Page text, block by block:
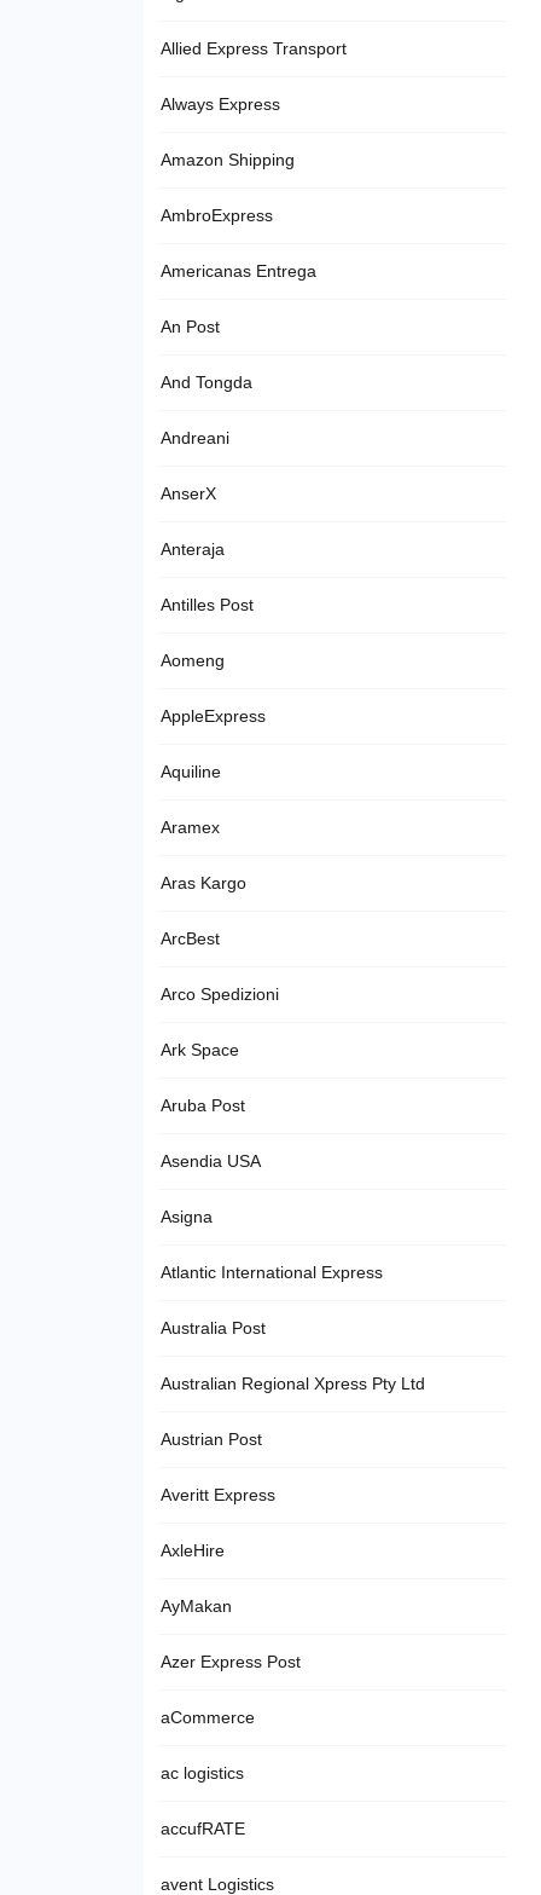
Allied Express Transport
Always Express
Amazon Shipping
AmbroExpress
Americanas Entrega
An Post
And Tongda
Andreani
AnserX
Anteraja
Antilles Post
Aomeng
AppleExpress
Aquiline
Aramex
Aras Kargo
ArcBest
Arco Spedizioni
Ark Space
Aruba Post
Asendia USA
Asigna
Atlantic International Express
Australia Post
Australian Regional Xpress Pty Ltd
Austrian Post
Averitt Express
AxleHire
AyMakan
Azer Express Post
aCommerce
ac logistics
accufRATE
avent Logistics